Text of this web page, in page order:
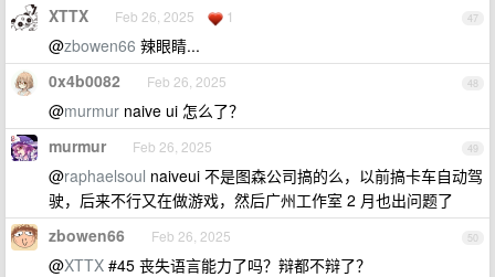
47
XTTX Feb 26, 2025 1
@zbowen66 辣眼睛...
48
0x4b0082 Feb 26, 2025
@murmur naive ui 怎么了？
49
murmur Feb 26, 2025
@raphaelsoul naiveui 不是图森公司搞的么，以前搞卡车自动驾
驶，后来不行又在做游戏，然后广州工作室 2 月也出问题了
50
zbowen66 Feb 26, 2025
@XTTX #45 丧失语言能力了吗？辩都不辩了？